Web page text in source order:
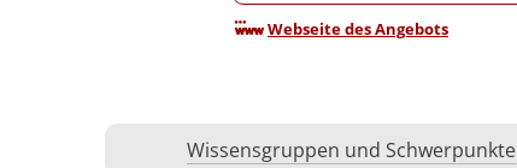
Webseite des Angebots
Wissensgruppen und Schwerpunkte